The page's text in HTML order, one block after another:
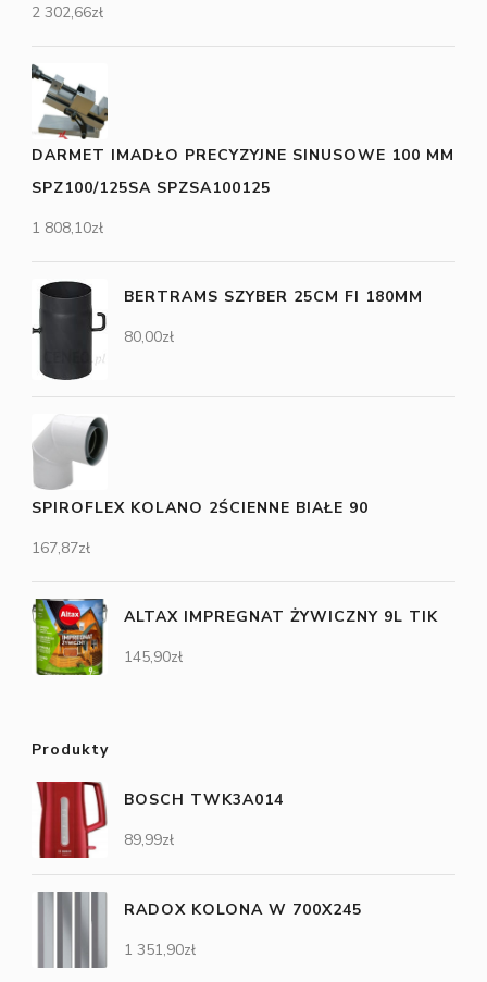
2 302,66zł
DARMET IMADŁO PRECYZYJNE SINUSOWE 100 MM
SPZ100/125SA SPZSA100125
1 808,10zł
BERTRAMS SZYBER 25CM FI 180MM
80,00zł
SPIROFLEX KOLANO 2ŚCIENNE BIAŁE 90
167,87zł
ALTAX IMPREGNAT ŻYWICZNY 9L TIK
145,90zł
Produkty
BOSCH TWK3A014
89,99zł
RADOX KOLONA W 700X245
1 351,90zł